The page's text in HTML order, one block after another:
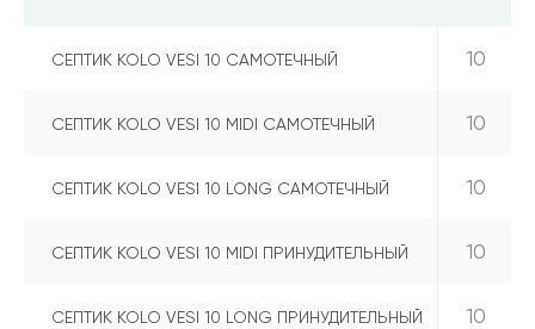
СЕПТИК KOLO VESI 10 САМОТЕЧНЫЙ 10
СЕПТИК KOLO VESI 10 MIDI САМОТЕЧНЫЙ 10
СЕПТИК KOLO VESI 10 LONG САМОТЕЧНЫЙ 10
СЕПТИК KOLO VESI 10 MIDI ПРИНУДИТЕЛЬНЫЙ 10
СЕПТИК KOLO VESI 10 LONG ПРИНУДИТЕЛЬНЫЙ 10